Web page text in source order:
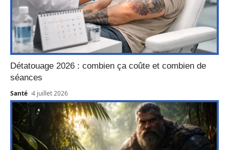
Détatouage 2026 : combien ça coûte et combien de
séances
Santé 4 juillet 2026